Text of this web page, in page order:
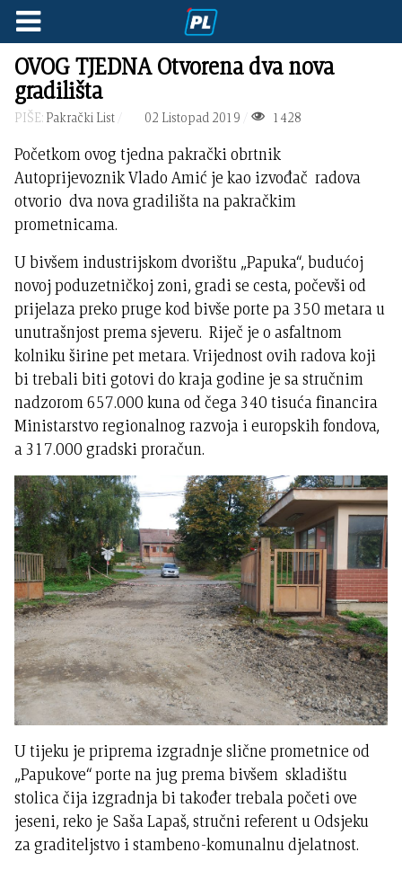
OVOG TJEDNA Otvorena dva nova
gradilišta
PIŠE: Pakrački List 02 Listopad 2019 1428
Početkom ovog tjedna pakrački obrtnik
Autoprijevoznik Vlado Amić je kao izvođač radova
otvorio dva nova gradilišta na pakračkim
prometnicama.
U bivšem industrijskom dvorištu „Papuka“, budućoj
novoj poduzetničkoj zoni, gradi se cesta, počevši od
prijelaza preko pruge kod bivše porte pa 350 metara u
unutrašnjost prema sjeveru. Riječ je o asfaltnom
kolniku širine pet metara. Vrijednost ovih radova koji
bi trebali biti gotovi do kraja godine je sa stručnim
nadzorom 657.000 kuna od čega 340 tisuća financira
Ministarstvo regionalnog razvoja i europskih fondova,
a 317.000 gradski proračun.
U tijeku je priprema izgradnje slične prometnice od
„Papukove“ porte na jug prema bivšem skladištu
stolica čija izgradnja bi također trebala početi ove
jeseni, reko je Saša Lapaš, stručni referent u Odsjeku
za graditeljstvo i stambeno-komunalnu djelatnost.